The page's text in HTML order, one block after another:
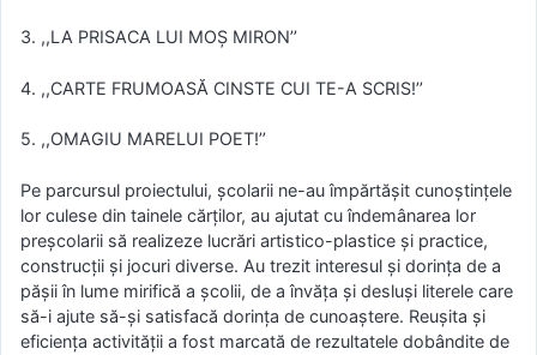
3. ,,LA PRISACA LUI MOŞ MIRON’’
4. ,,CARTE FRUMOASĂ CINSTE CUI TE-A SCRIS!’’
5. ,,OMAGIU MARELUI POET!’’
Pe parcursul proiectului, şcolarii ne-au împărtăşit cunoştinţele
lor culese din tainele cărţilor, au ajutat cu îndemânarea lor
preşcolarii să realizeze lucrări artistico-plastice şi practice,
construcţii şi jocuri diverse. Au trezit interesul şi dorinţa de a
păşii în lume mirifică a şcolii, de a învăţa şi desluşi literele care
să-i ajute să-şi satisfacă dorinţa de cunoaştere. Reuşita şi
eficienţa activităţii a fost marcată de rezultatele dobândite de